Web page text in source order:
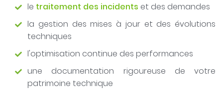
le traitement des incidents et des demandes
la gestion des mises à jour et des évolutions
techniques
l'optimisation continue des performances
une documentation rigoureuse de votre
patrimoine technique